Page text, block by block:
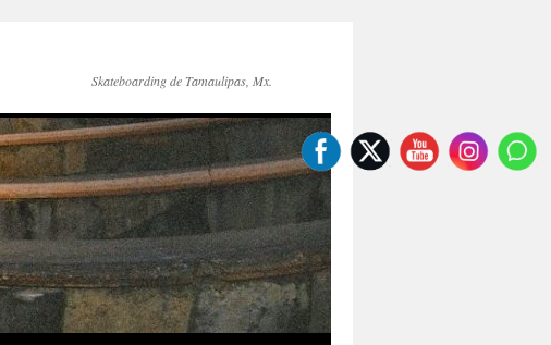
Skateboarding de Tamaulipas, Mx.